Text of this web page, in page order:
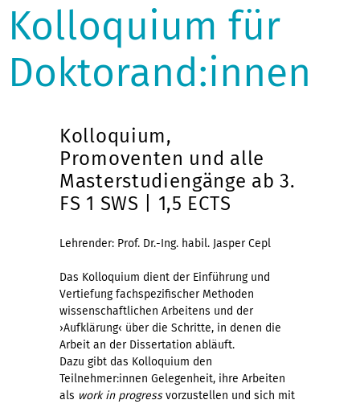
Kolloquium für
Doktorand:innen
Kolloquium,
Promoventen und alle
Masterstudiengänge ab 3.
FS 1 SWS | 1,5 ECTS
Lehrender: Prof. Dr.-Ing. habil. Jasper Cepl
Das Kolloquium dient der Einführung und
Vertiefung fachspezifischer Methoden
wissenschaftlichen Arbeitens und der
›Aufklärung‹ über die Schritte, in denen die
Arbeit an der Dissertation abläuft.
Dazu gibt das Kolloquium den
Teilnehmer:innen Gelegenheit, ihre Arbeiten
als work in progressvorzustellen und sich mit